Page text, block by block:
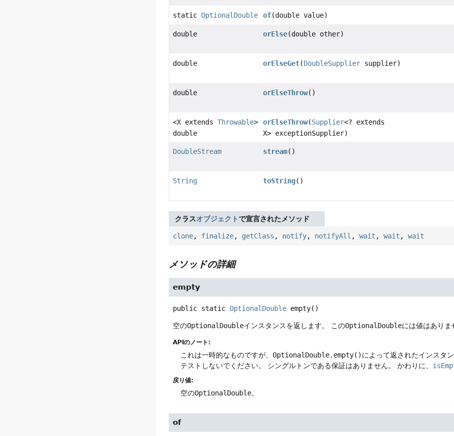
staticOptionalDouble of(double value)
double orElse(double other)
double orElseGet(DoubleSupplier supplier)
double orElseThrow()
<X extendsThrowable>
double
orElseThrow(Supplier<? extends
X> exceptionSupplier)
DoubleStream stream()
String toString()
クラスオブジェクトで宣言されたメソッド
clone, finalize, getClass , notify, notifyAll ,wait ,wait ,wait
メソッドの詳細
empty
public static OptionalDouble empty()
空のOptionalDoubleインスタンスを返します。 このOptionalDoubleには値はありま
APIのノート:
これは一時的なものですが、OptionalDouble.empty()によって返されたインスタ
テストしないでください。
シングルトンである保証はありません。 かわりに、
戻り値:
空のOptionalDouble。
of